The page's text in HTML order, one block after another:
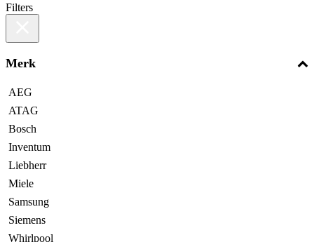
Filters
Merk
AEG
ATAG
Bosch
Inventum
Liebherr
Miele
Samsung
Siemens
Whirlpool